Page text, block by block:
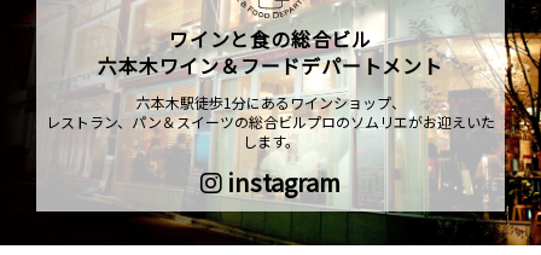
ワインと食の総合ビル
六本木ワイン＆フードデパートメント
六本木駅徒歩1分にあるワインショップ、
レストラン、パン＆スイーツの総合ビルプロのソムリエがお迎えいた
します。
instagram